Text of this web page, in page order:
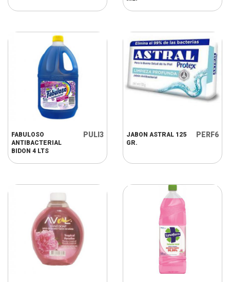
FABULOSO
ANTIBACTERIAL
BIDON 4 LTS
PULI3
JABON ASTRAL 125
GR.
PERF6